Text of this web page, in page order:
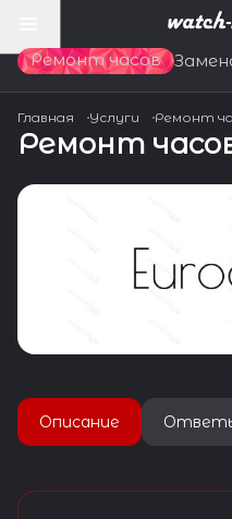
Ремонт часов
Главная Услуги Ремонт
Ремонт
Описание